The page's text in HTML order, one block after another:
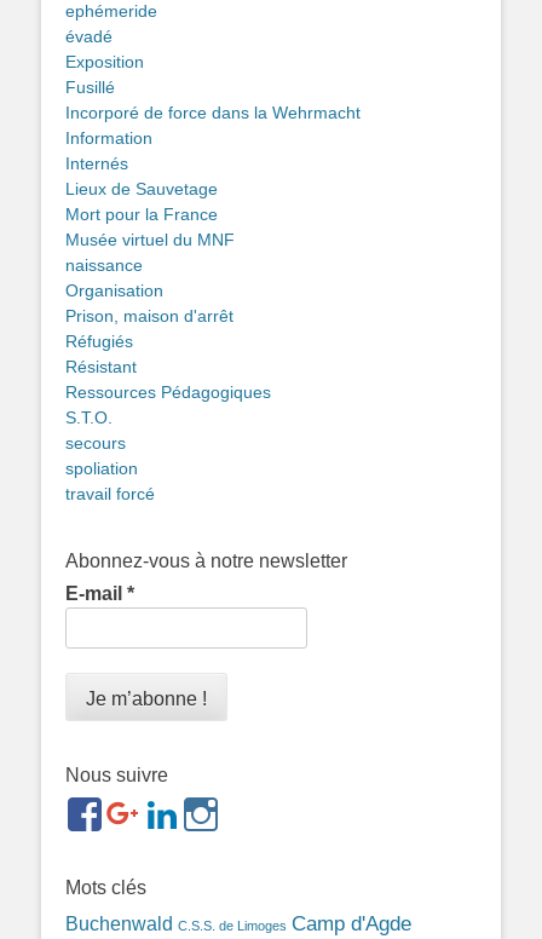
ephémeride
évadé
Exposition
Fusillé
Incorporé de force dans la Wehrmacht
Information
Internés
Lieux de Sauvetage
Mort pour la France
Musée virtuel du MNF
naissance
Organisation
Prison, maison d'arrêt
Réfugiés
Résistant
Ressources Pédagogiques
S.T.O.
secours
spoliation
travail forcé
Abonnez-vous à notre newsletter
E-mail *
Nous suivre
https://www.facebook.com/groups/
ref=br_rs
https://plus.google.com/b/
https://www.linkedin.com/in/gigi-
bonin-
Mots clés
Buchenwald C.S.S. de Limoges Camp d'Agde